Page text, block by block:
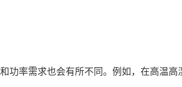
率需求也会有所不同。例如，在高温高